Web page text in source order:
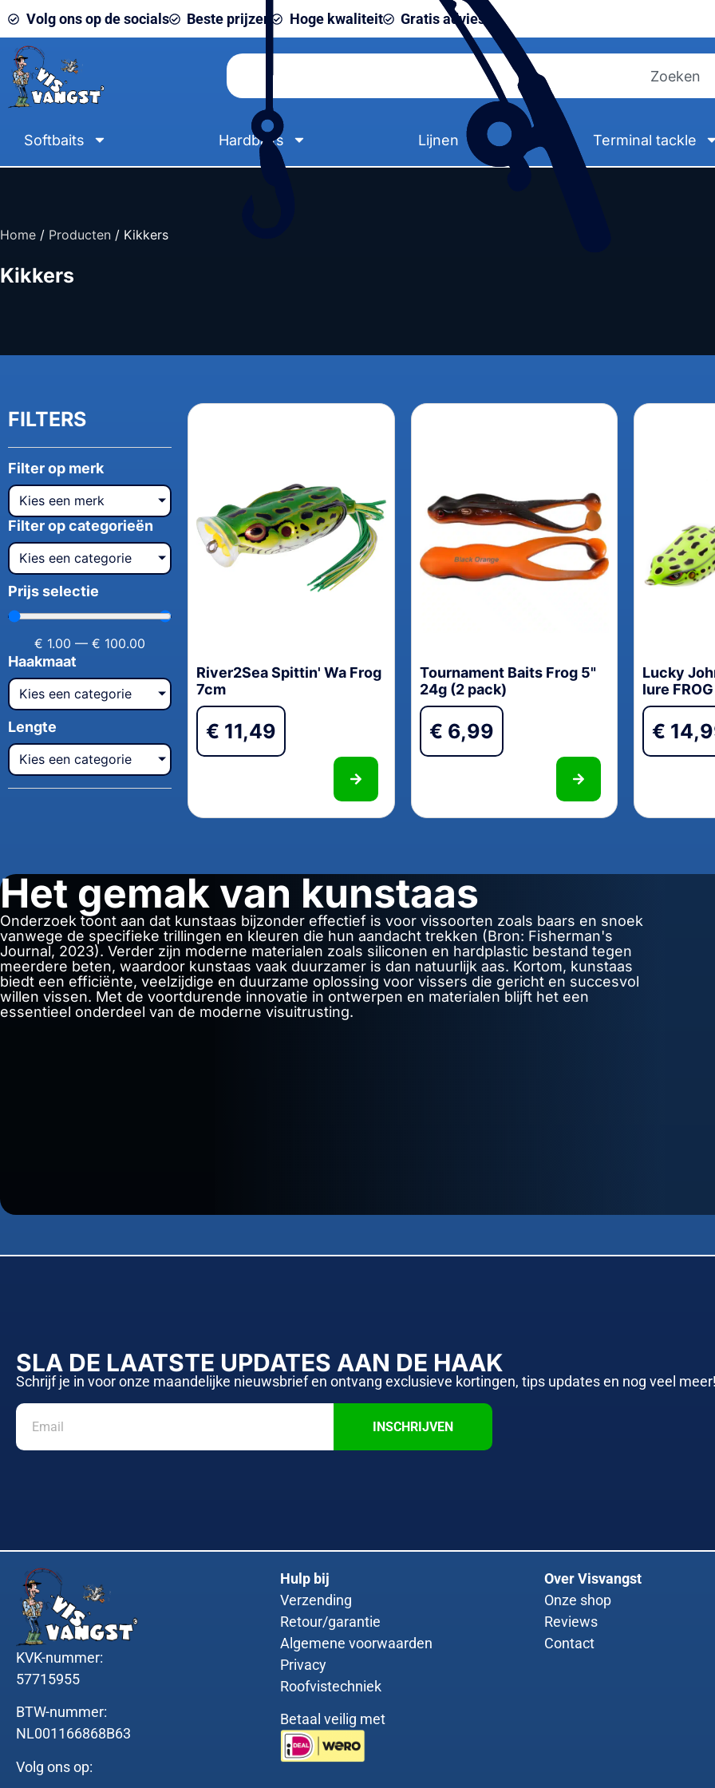
Volg ons op de socials Beste prijzen Hoge kwaliteit Gratis advies
Softbaits Hardbaits Lijnen Terminal tackle
Home / Producten / Kikkers
Kikkers
FILTERS
Filter op merk
Kies een merk
Filter op categorieën
Kies een categorie
Prijs selectie
€ 1.00 — € 100.00
Haakmaat
Kies een categorie
Lengte
Kies een categorie
River2Sea Spittin' Wa Frog
7cm
€ 11,49
Tournament Baits Frog 5"
24g (2 pack)
€ 6,99
Lucky
lure
€
Het gemak van kunstaas
Onderzoek toont aan dat kunstaas bijzonder effectief is voor vissoorten zoals baars en snoek
vanwege de specifieke trillingen en kleuren die hun aandacht trekken (Bron: Fisherman's
Journal, 2023). Verder zijn moderne materialen zoals siliconen en hardplastic bestand tegen
meerdere beten, waardoor kunstaas vaak duurzamer is dan natuurlijk aas. Kortom, kunstaas
biedt een efficiënte, veelzijdige en duurzame oplossing voor vissers die gericht en succesvol
willen vissen. Met de voortdurende innovatie in ontwerpen en materialen blijft het een
essentieel onderdeel van de moderne visuitrusting.
SLA DE LAATSTE UPDATES AAN DE HAAK
Schrijf je in voor onze maandelijke nieuwsbrief en ontvang exclusieve kortingen, tips updates en nog veel
INSCHRIJVEN
KVK-nummer:
57715955
BTW-nummer:
NL001166868B63
Volg ons op:
Hulp bij
Verzending
Retour/garantie
Algemene voorwaarden
Privacy
Roofvistechniek
Betaal veilig met
Over Visvangst
Onze shop
Reviews
Contact